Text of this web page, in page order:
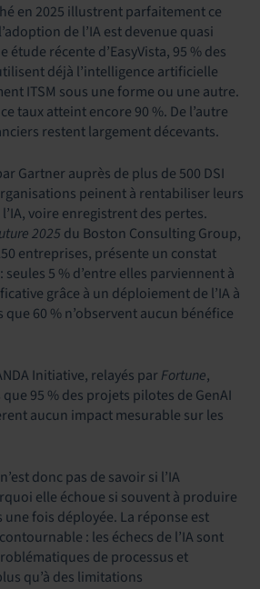
en 2025 illustrent parfaitement ce
de l’IA est devenue quasi
étude récente d’EasyVista, 95 % des
déjà l’intelligence artificielle
ITSM sous une forme ou une autre.
taux atteint encore 90 %. De l’autre
restent largement décevants.
Gartner auprès de plus de 500 DSI
peinent à rentabiliser leurs
voire enregistrent des pertes.
2025 du Boston Consulting Group,
entreprises, présente un constat
5 % d’entre elles parviennent à
grâce à un déploiement de l’IA à
60 % n’observent aucun bénéfice
Initiative, relayés par Fortune,
95 % des projets pilotes de GenAI
aucun impact mesurable sur les
donc pas de savoir si l’IA
elle échoue si souvent à produire
fois déployée. La réponse est
: les échecs de l’IA sont
de processus et
qu’à des limitations